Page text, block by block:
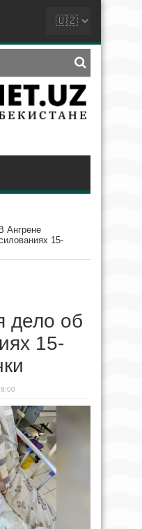
В Ангрене
15-
дело об
15-